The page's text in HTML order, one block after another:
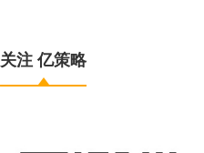
关注 亿策略